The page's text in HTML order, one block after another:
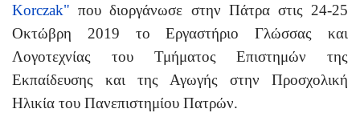
Korczak" που διοργάνωσε στην Πάτρα στις 24-25
Οκτώβρη 2019 τοΕργαστήριο Γλώσσας και
Λογοτεχνίας του Τμήματος Επιστημών της
Εκπαίδευσης και της Αγωγής στην Προσχολική
Ηλικία του Πανεπιστημίου Πατρών.